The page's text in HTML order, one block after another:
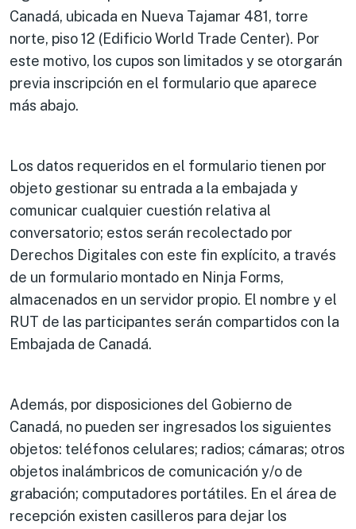
Canadá, ubicada en Nueva Tajamar 481, torre
norte, piso 12 (Edificio World Trade Center). Por
este motivo, los cupos son limitados y se otorgarán
previa inscripción en el formulario que aparece
más abajo.
Los datos requeridos en el formulario tienen por
objeto gestionar su entrada a la embajada y
comunicar cualquier cuestión relativa al
conversatorio; estos serán recolectado por
Derechos Digitales con este fin explícito, a través
de un formulario montado en Ninja Forms,
almacenados en un servidor propio. El nombre y el
RUT de las participantes serán compartidos con la
Embajada de Canadá.
Además, por disposiciones del Gobierno de
Canadá, no pueden ser ingresados los siguientes
objetos: teléfonos celulares; radios; cámaras; otros
objetos inalámbricos de comunicación y/o de
grabación; computadores portátiles. En el área de
recepción existen casilleros para dejar los